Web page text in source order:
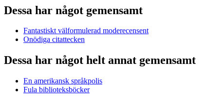
Dessa har något gemensamt
Fantastiskt välformulerad moderecensent
Onödiga citattecken
Dessa har något helt annat gemensamt
En amerikansk språkpolis
Fula biblioteksböcker